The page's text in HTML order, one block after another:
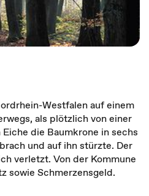
Westfalen auf einem
als plötzlich von einer
die Baumkrone in sechs
und auf ihn stürzte. Der
verletzt. Von der Kommune
sowie Schmerzensgeld.